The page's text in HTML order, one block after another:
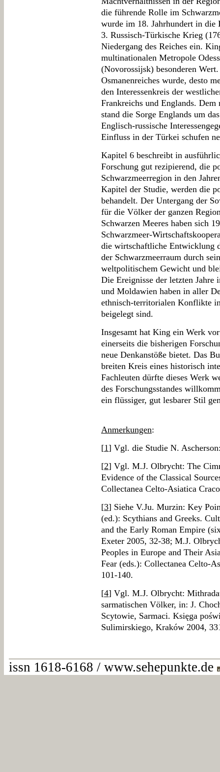
die führende Rolle im
wurde im 18. Jahrhundert in die
3. Russisch-Türkische Krieg
Niedergang des Reiches ein.
multinationalen Metropole
(Novorossijsk) besonderen
Osmanenreiches wurde, desto
den Interessenkreis der
Frankreichs und Englands.
stand die Sorge Englands um
Englisch-russische
Einfluss in der Türkei schufen
Kapitel 6 beschreibt in
Forschung gut rezipierend, die
Schwarzmeerregion in den
Kapitel der Studie, werden die
behandelt. Der Untergang der
für die Völker der ganzen
Schwarzen Meeres haben sich
Schwarzmeer-
die wirtschaftliche Entwicklung
der Schwarzmeerraum durch
weltpolitischem Gewicht und
Die Ereignisse der letzten Jahre
und Moldawien haben in aller
ethnisch-territorialen Konflikte
beigelegt sind.
Insgesamt hat King ein Werk
einerseits die bisherigen
neue Denkanstöße bietet. Das
breiten Kreis eines historisch
Fachleuten dürfte dieses Werk
des Forschungsstandes
ein flüssiger, gut lesbarer Stil
Anmerkungen:
[1] Vgl. die Studie N.
[2] Vgl. M.J. Olbrycht: The
Evidence of the Classical
Collectanea Celto-Asiatica
[3] Siehe V.Ju. Murzin: Key
(ed.): Scythians and Greeks.
and the Early Roman Empire
Exeter 2005, 32-38; M.J.
Peoples in Europe and Their
Fear (eds.): Collectanea Celto-
101-140.
[4] Vgl. M.J. Olbrycht:
sarmatischen Völker, in: J.
Scytowie, Sarmaci. Księga
Sulimirskiego, Kraków 2004,
issn 1618-6168 / www.sehepunkte.de